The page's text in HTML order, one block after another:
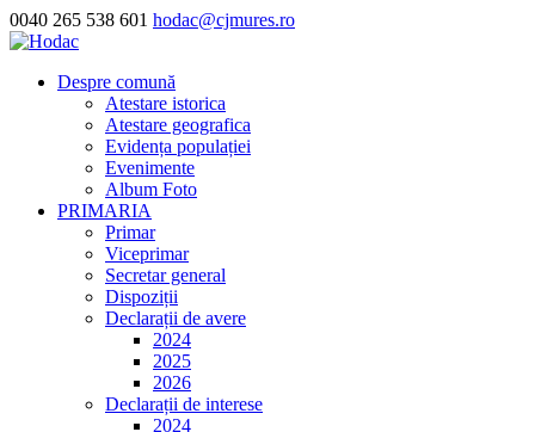
0040 265 538 601 hodac@cjmures.ro
Despre comună
Atestare istorica
Atestare geografica
Evidența populației
Evenimente
Album Foto
PRIMARIA
Primar
Viceprimar
Secretar general
Dispoziții
Declarații de avere
2024
2025
2026
Declarații de interese
2024